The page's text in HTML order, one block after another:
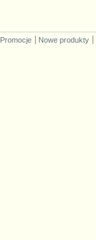
Promocje Nowe produkty